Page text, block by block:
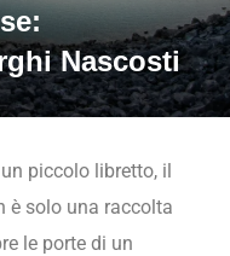
Nascosti
piccolo libretto, il
è solo una raccolta
le porte di un